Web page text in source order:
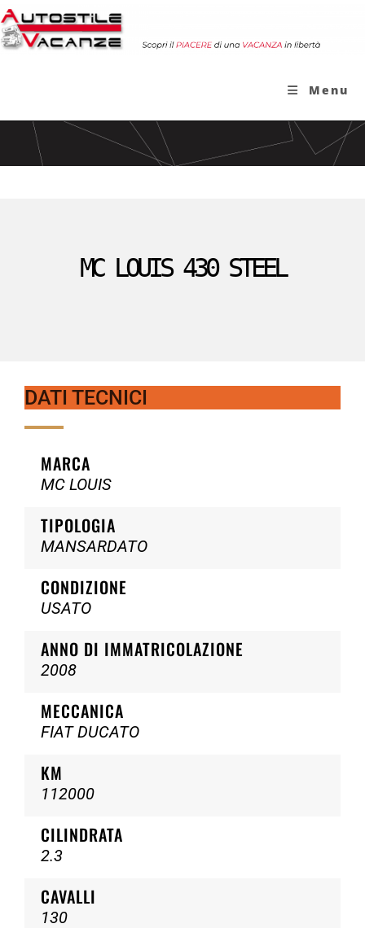
Menu
MC LOUIS 430 STEEL
DATI TECNICI
MARCA
MC LOUIS
TIPOLOGIA
MANSARDATO
CONDIZIONE
USATO
ANNO DI IMMATRICOLAZIONE
2008
MECCANICA
FIAT DUCATO
KM
112000
CILINDRATA
2.3
CAVALLI
130